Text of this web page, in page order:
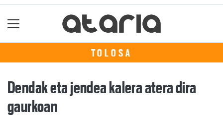
TOLOSA
Dendak eta jendea kalera atera dira
gaurkoan